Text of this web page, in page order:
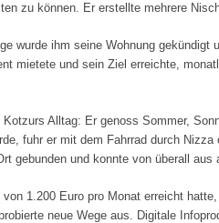
zu können. Er erstellte mehrere
wurde ihm seine Wohnung
mietete und sein Ziel erreichte,
Kotzurs Alltag: Er genoss Sommer,
fuhr er mit dem Fahrrad durch
gebunden und konnte von überall aus
von 1.200 Euro pro Monat erreicht
neue Wege aus. Digitale